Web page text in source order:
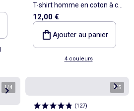
|
T-shirt homme en coton à col
rond avec motif placé
12,00 €
Ajouter au panier
4 couleurs
1/4 1/5
(127)